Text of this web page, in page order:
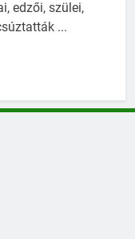
edzői, szülei,
...